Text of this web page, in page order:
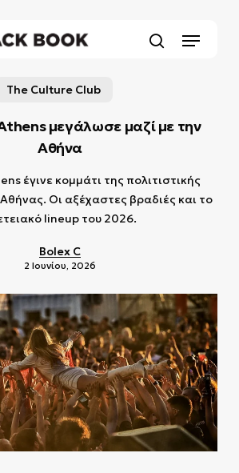
Menu
The Culture Club
μεγάλωσε μαζί με την
Αθήνα
έγινε κομμάτι της πολιτιστικής
Οι αξέχαστες βραδιές και το
lineup του 2026.
Bolex C
2 Ιουνίου, 2026